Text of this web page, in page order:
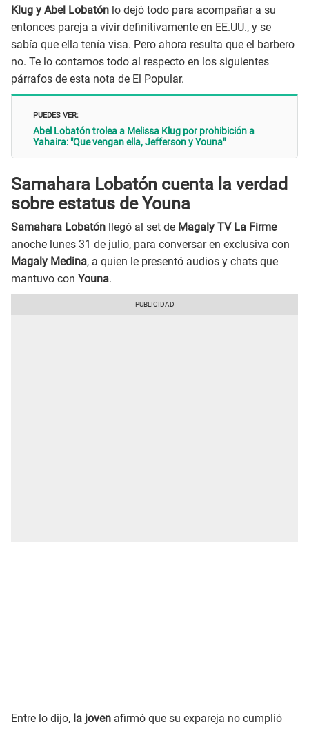
Klug y Abel Lobatón lo dejó todo para acompañar a su
entonces pareja a vivir definitivamente en EE.UU., y se
sabía que ella tenía visa. Pero ahora resulta que el barbero
no. Te lo contamos todo al respecto en los siguientes
párrafos de esta nota de El Popular.
PUEDES VER:
Abel Lobatón trolea a Melissa Klug por prohibición a
Yahaira: "Que vengan ella, Jefferson y Youna"
Samahara Lobatón cuenta la verdad
sobre estatus de Youna
Samahara Lobatón llegó al set de Magaly TV La Firme
anoche lunes 31 de julio, para conversar en exclusiva con
Magaly Medina, a quien le presentó audios y chats que
mantuvo con Youna.
Entre lo dijo, la joven afirmó que su expareja no cumplió